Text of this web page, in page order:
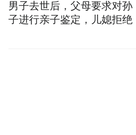
男子去世后，父母要求对孙
子进行亲子鉴定，儿媳拒绝